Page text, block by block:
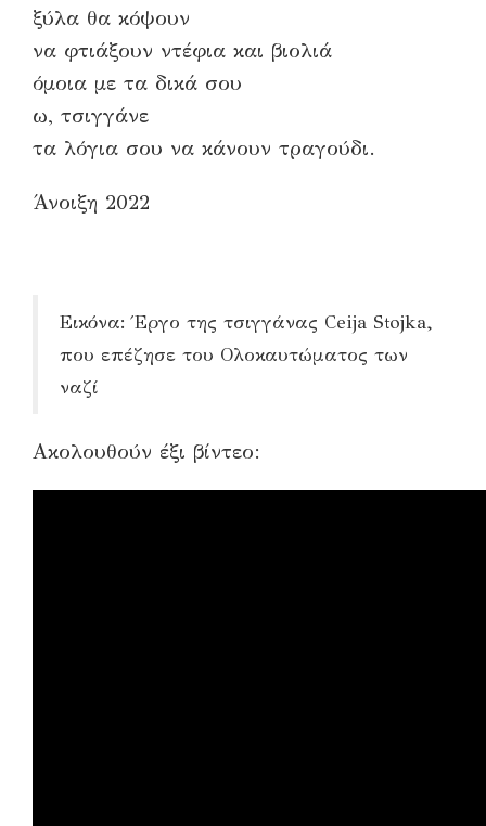
ξύλα θα κόψουν
να φτιάξουν ντέφια και βιολιά
όμοια με τα δικά σου
ω, τσιγγάνε
τα λόγια σου να κάνουν τραγούδι.
Άνοιξη 2022
Εικόνα: Έργο της τσιγγάνας Ceija Stojka,
που επέζησε του Ολοκαυτώματος των
ναζί
Ακολουθούν έξι βίντεο: